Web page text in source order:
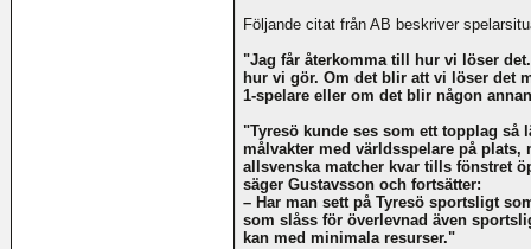
Följande citat från AB beskriver
"Jag får återkomma till hur vi löser
hur vi gör. Om det blir att vi löser det
1-spelare eller om det blir någon
"Tyresö kunde ses som ett topplag så
målvakter med världsspelare på
allsvenska matcher kvar tills fönstret
säger Gustavsson och fortsätter:
– Har man sett på Tyresö sportsligt
som slåss för överlevnad även
kan med minimala resurser."